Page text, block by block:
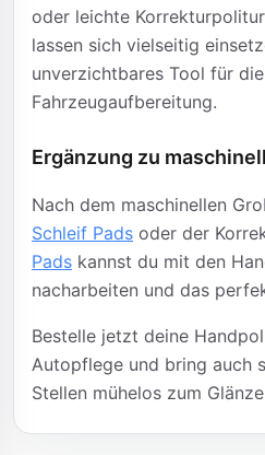
oder leichte
lassen sich vielseitig
unverzichtbares Tool für
Fahrzeugaufbereitung.
Ergänzung zu
Nach dem maschinellen
Schleif Pads oder der
Pads kannst du mit den
nacharbeiten und das
Bestelle jetzt deine
Autopflege und bring auch
Stellen mühelos zum